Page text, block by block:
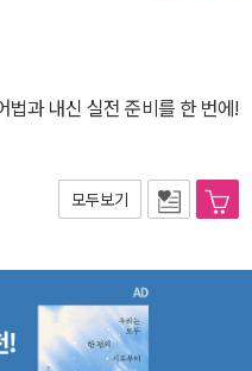
법과 내신 실전 준비를 한 번에!
모두보기